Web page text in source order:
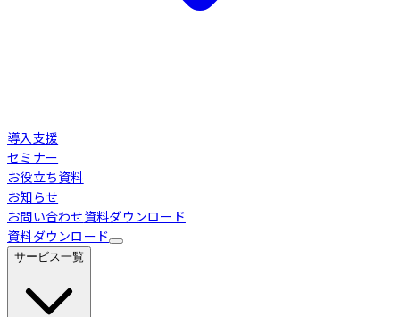
導入支援
セミナー
お役立ち資料
お知らせ
お問い合わせ資料ダウンロード
資料ダウンロード
サービス一覧